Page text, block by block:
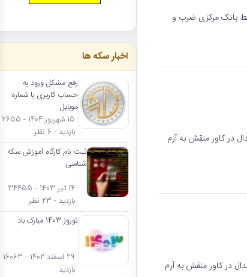
بانک مرکزی ضرب و
در کاور منقش به آرم
در کاور منقش به آرم
اخبار سکه ها
رفع مشکل ورود به
حساب کاربری با شماره
موبایل
15 شهریور 1404 - 2655
بازدید - 6 نظر
ثبت نام کارگاه آموزش سکه
شناسی
14 تیر 1403 - 34455
بازدید - 23 نظر
نوروز 1403 مبارک باد
29 اسفند 1402 - 16063
بازدید